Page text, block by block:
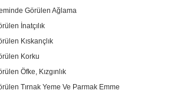
Görülen Ağlama
İnatçılık
Kıskançlık
Korku
Öfke, Kızgınlık
Tırnak Yeme Ve Parmak Emme